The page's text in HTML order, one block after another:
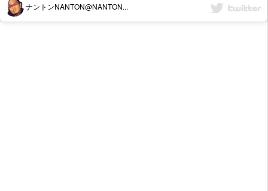
ナントンNANTON@NANTON...